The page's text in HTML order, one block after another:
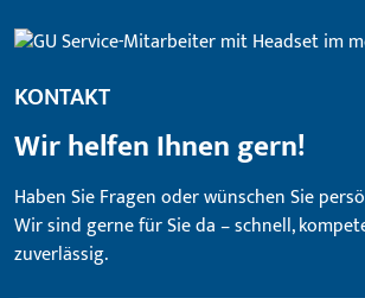
KONTAKT
Wir helfen Ihnen gern!
Haben Sie Fragen oder wünschen Sie
Wir sind gerne für Sie da – schnell,
zuverlässig.